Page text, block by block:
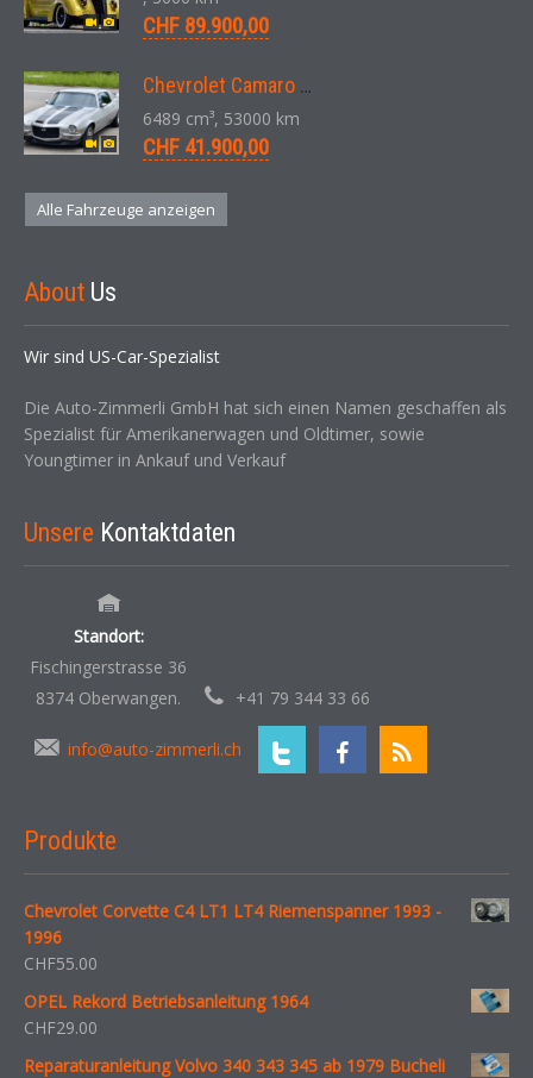
CHF 89.900,00
Chevrolet Camaro SS 396 LS3 Coupe Aut. 1971
6489 cm³, 53000 km
CHF 41.900,00
Alle Fahrzeuge anzeigen
About Us
Wir sind US-Car-Spezialist
Die Auto-Zimmerli GmbH hat sich einen Namen geschaffen als
Spezialist für Amerikanerwagen und Oldtimer, sowie
Youngtimer in Ankauf und Verkauf
Unsere Kontaktdaten
Standort:
Fischingerstrasse 36
8374 Oberwangen.
+41 79 344 33 66
info@auto-zimmerli.ch
Produkte
Chevrolet Corvette C4 LT1 LT4 Riemenspanner 1993 -
1996
CHF55.00
OPEL Rekord Betriebsanleitung 1964
CHF29.00
Reparaturanleitung Volvo 340 343 345 ab 1979 Bucheli